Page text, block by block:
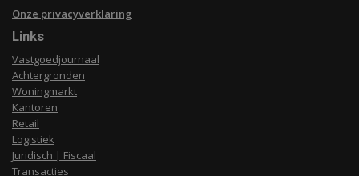
Onze privacyverklaring
Links
Vastgoedjournaal
Achtergronden
Woningmarkt
Kantoren
Retail
Logistiek
Juridisch | Fiscaal
Transacties